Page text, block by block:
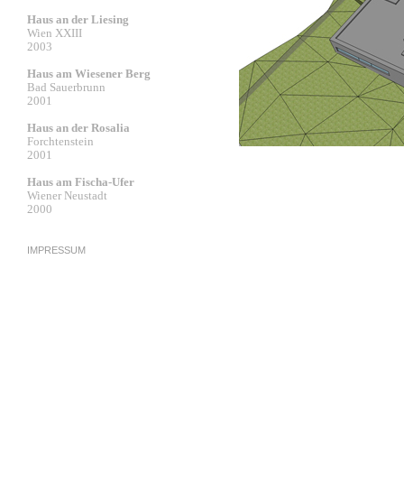
Haus an der Liesing
Wien XXIII
2003
Haus am Wiesener Berg
Bad Sauerbrunn
2001
Haus an der Rosalia
Forchtenstein
2001
Haus am Fischa-Ufer
Wiener Neustadt
2000
IMPRESSUM